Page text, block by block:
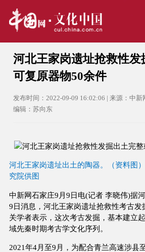
河北王家岗遗址抢救性发
可复原器物50余件
发布时间：2022-09-09 16:02:06 | 来源：中
编辑：苏向东
河北王家岗遗址出土的陶器。（资料图
究院供图
中新网石家庄9月9日电(记者 李晓伟)据
9日消息，河北王家岗遗址抢救性考古发
关学者表示，这次考古发掘，基本建立
域先秦时期考古学文化序列。
2021年4月至9月，为配合青兰高速涉县